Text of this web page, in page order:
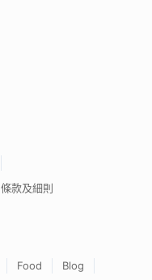
條款及細則
Food
Blog